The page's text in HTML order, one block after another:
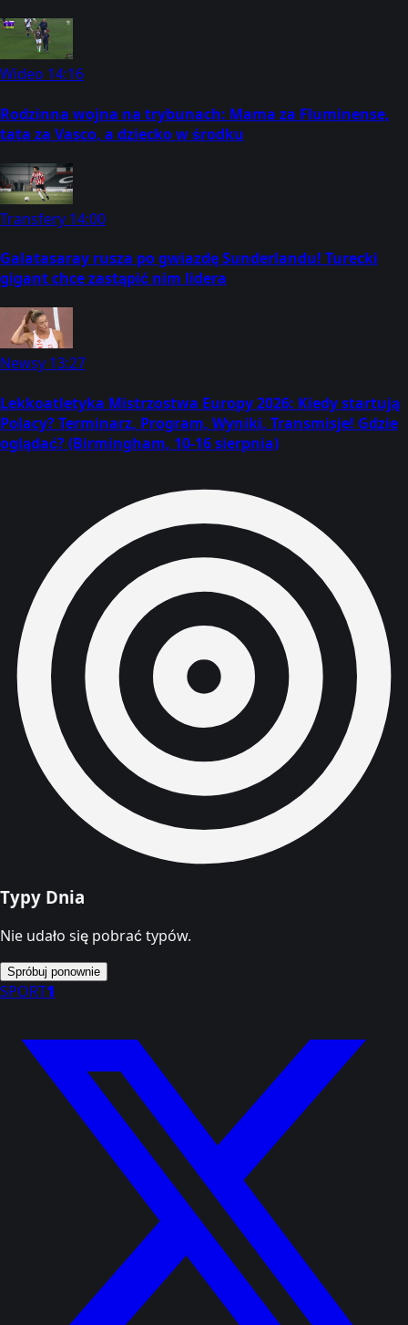
Wideo 14:16
Rodzinna wojna na trybunach: Mama za Fluminense,
tata za Vasco, a dziecko w środku
Transfery 14:00
Galatasaray rusza po gwiazdę Sunderlandu! Turecki
gigant chce zastąpić nim lidera
Newsy 13:27
Lekkoatletyka Mistrzostwa Europy 2026: Kiedy startują
Polacy? Terminarz, Program, Wyniki, Transmisje! Gdzie
oglądać? (Birmingham, 10-16 sierpnia)
Typy Dnia
Nie udało się pobrać typów.
Spróbuj ponownie
SPORT1